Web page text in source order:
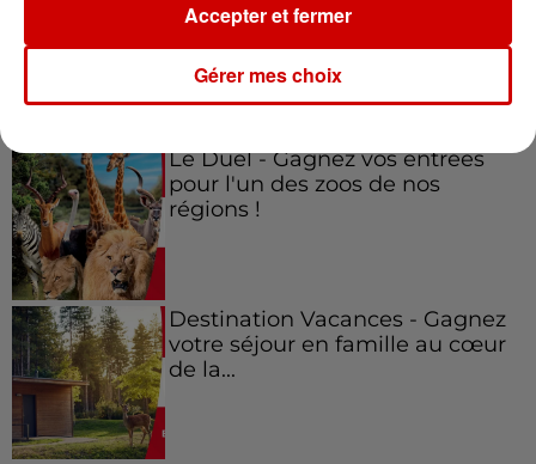
festival Marché Gourmand 2026
à Coulon !
Le Duel - Gagnez vos entrées
pour l'un des zoos de nos
régions !
Destination Vacances - Gagnez
votre séjour en famille au cœur
de la...
Gérer mes choix
Accepter et fermer